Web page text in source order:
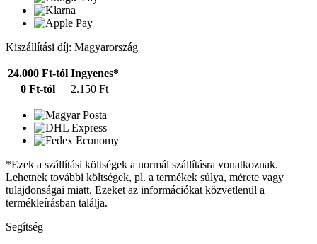
Kiszállítási díj: Magyarország
24.000 Ft-tól Ingyenes*
0 Ft-tól
2.150 Ft
*Ezek a szállítási költségek a normál szállításra vonatkoznak.
Lehetnek további költségek, pl. a termékek súlya, mérete vagy
tulajdonságai miatt. Ezeket az információkat közvetlenül a
termékleírásban találja.
Segítség